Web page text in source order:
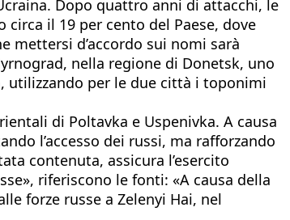
Dopo quattro anni di attacchi, le
il 19 per cento del Paese, dove
mettersi d’accordo sui nomi sarà
nella regione di Donetsk, uno
utilizzando per le due città i toponimi
di Poltavka e Uspenivka. A causa
l’accesso dei russi, ma rafforzando
contenuta, assicura l’esercito
riferiscono le fonti: «A causa della
forze russe a Zelenyi Hai, nel